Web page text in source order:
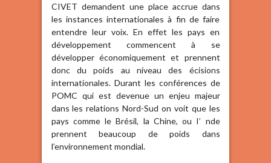
CIVET demandent une place accrue dans
les instances internationales à fin de faire
entendre leur voix. En effet les pays en
développement commencent à se
développer économiquement et prennent
donc du poids au niveau des écisions
internationales. Durant les conférences de
POMC qui est devenue un enjeu majeur
dans les relations Nord-Sud on voit que les
pays comme le Brésil, la Chine, ou I’ nde
prennent beaucoup de poids dans
l’environnement mondial.